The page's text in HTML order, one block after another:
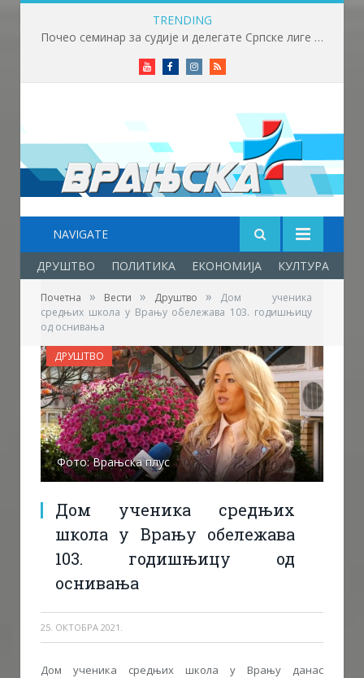
TRENDING
Почео семинар за судије и делегате Српске лиге „Исток“ у Крушевцу
YoutubeFacebookInstagram
RSS
NAVIGATE
ДРУШТВО ПОЛИТИКА ЕКОНОМИЈА КУЛТУРА
Почетна » Вести » Друштво »
Дом ученика
средњих школа у Врању обележава 103. годишњицу
од оснивања
Фото: Врањска плус
Дом ученика средњих
школа у Врању обележава
103. годишњицу од
оснивања
25. ОКТОБРА 2021.
ДРУШТВО
Дом ученика средњих школа у Врању данас